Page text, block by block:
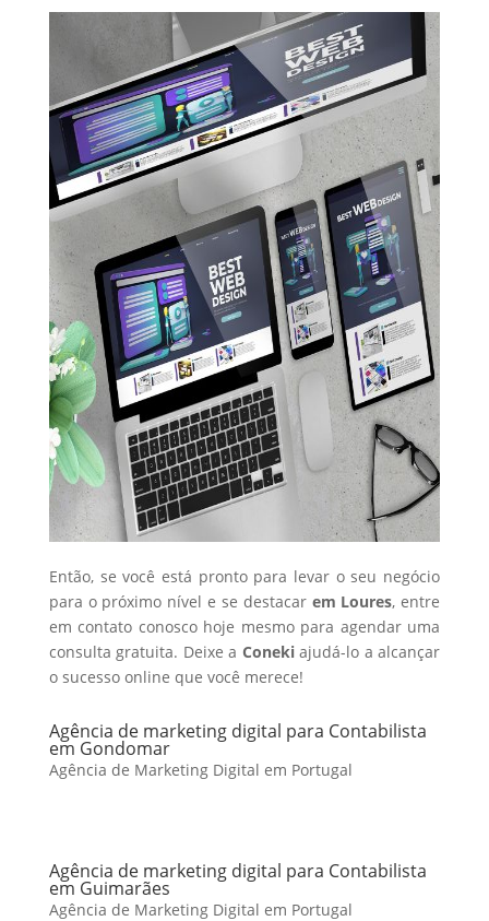
Então, se você está pronto para levar o seu negócio
para o próximo nível e se destacar em Loures, entre
em contato conosco hoje mesmo para agendar uma
consulta gratuita. Deixe a Conekiajudá-lo a alcançar
o sucesso online que você merece!
Agência de marketing digital para Contabilista
em Gondomar
Agência de Marketing Digital em Portugal
Agência de marketing digital para Contabilista
em Guimarães
Agência de Marketing Digital em Portugal